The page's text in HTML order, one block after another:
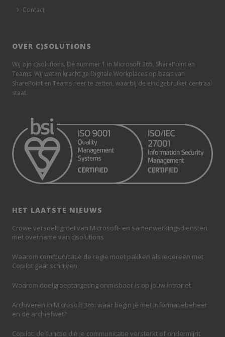
Contact
OVER C)SOLUTIONS
Wij zijn c)solutions. Dé nummer 1 in Microsoft 365, SharePoint en
Teams. Wij weten krachtige Digitale Workplaces op basis van
SharePoint en Teams neer te zetten, waarbij de eindgebruiker centraal
staat.
HET LAATSTE NIEUWS
Crowe versnelt groei van Microsoft- en samenwerkingsdiensten
met overname van c)solutions
Waarom communicatie de regie moet pakken als iedereen met
Copilot gaat schrijven
Waarom doelgroeptargeting onmisbaar is op jouw intranet
Archiveren in Microsoft 365: waar begin je met informatiebeheer
en de archiefwet?
Copilot: de functie die je communicatie versterkt of ondermijnt